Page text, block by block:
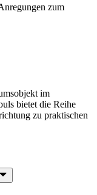
zum
im
bietet die Reihe
zu praktischen